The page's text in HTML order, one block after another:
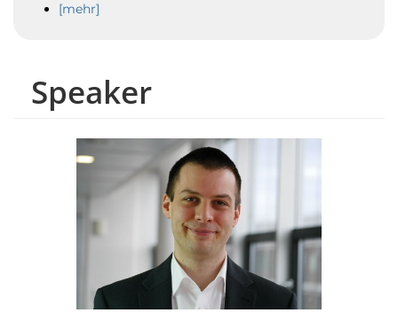
Speaker
[mehr]